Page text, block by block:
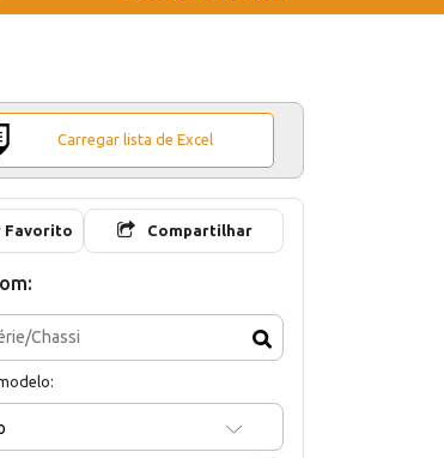
Carregar lista de Excel
Favorito Compartilhar